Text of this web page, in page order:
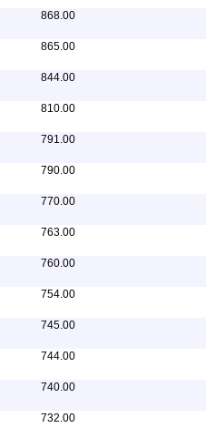
868.00
865.00
844.00
810.00
791.00
790.00
770.00
763.00
760.00
754.00
745.00
744.00
740.00
732.00